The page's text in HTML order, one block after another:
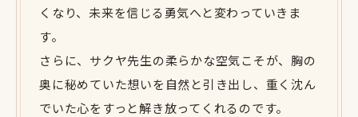
くなり、未来を信じる勇気へと変わっていきま
す。
さらに、サクヤ先生の柔らかな空気こそが、胸の
奥に秘めていた想いを自然と引き出し、重く沈ん
でいた心をすっと解き放ってくれるのです。